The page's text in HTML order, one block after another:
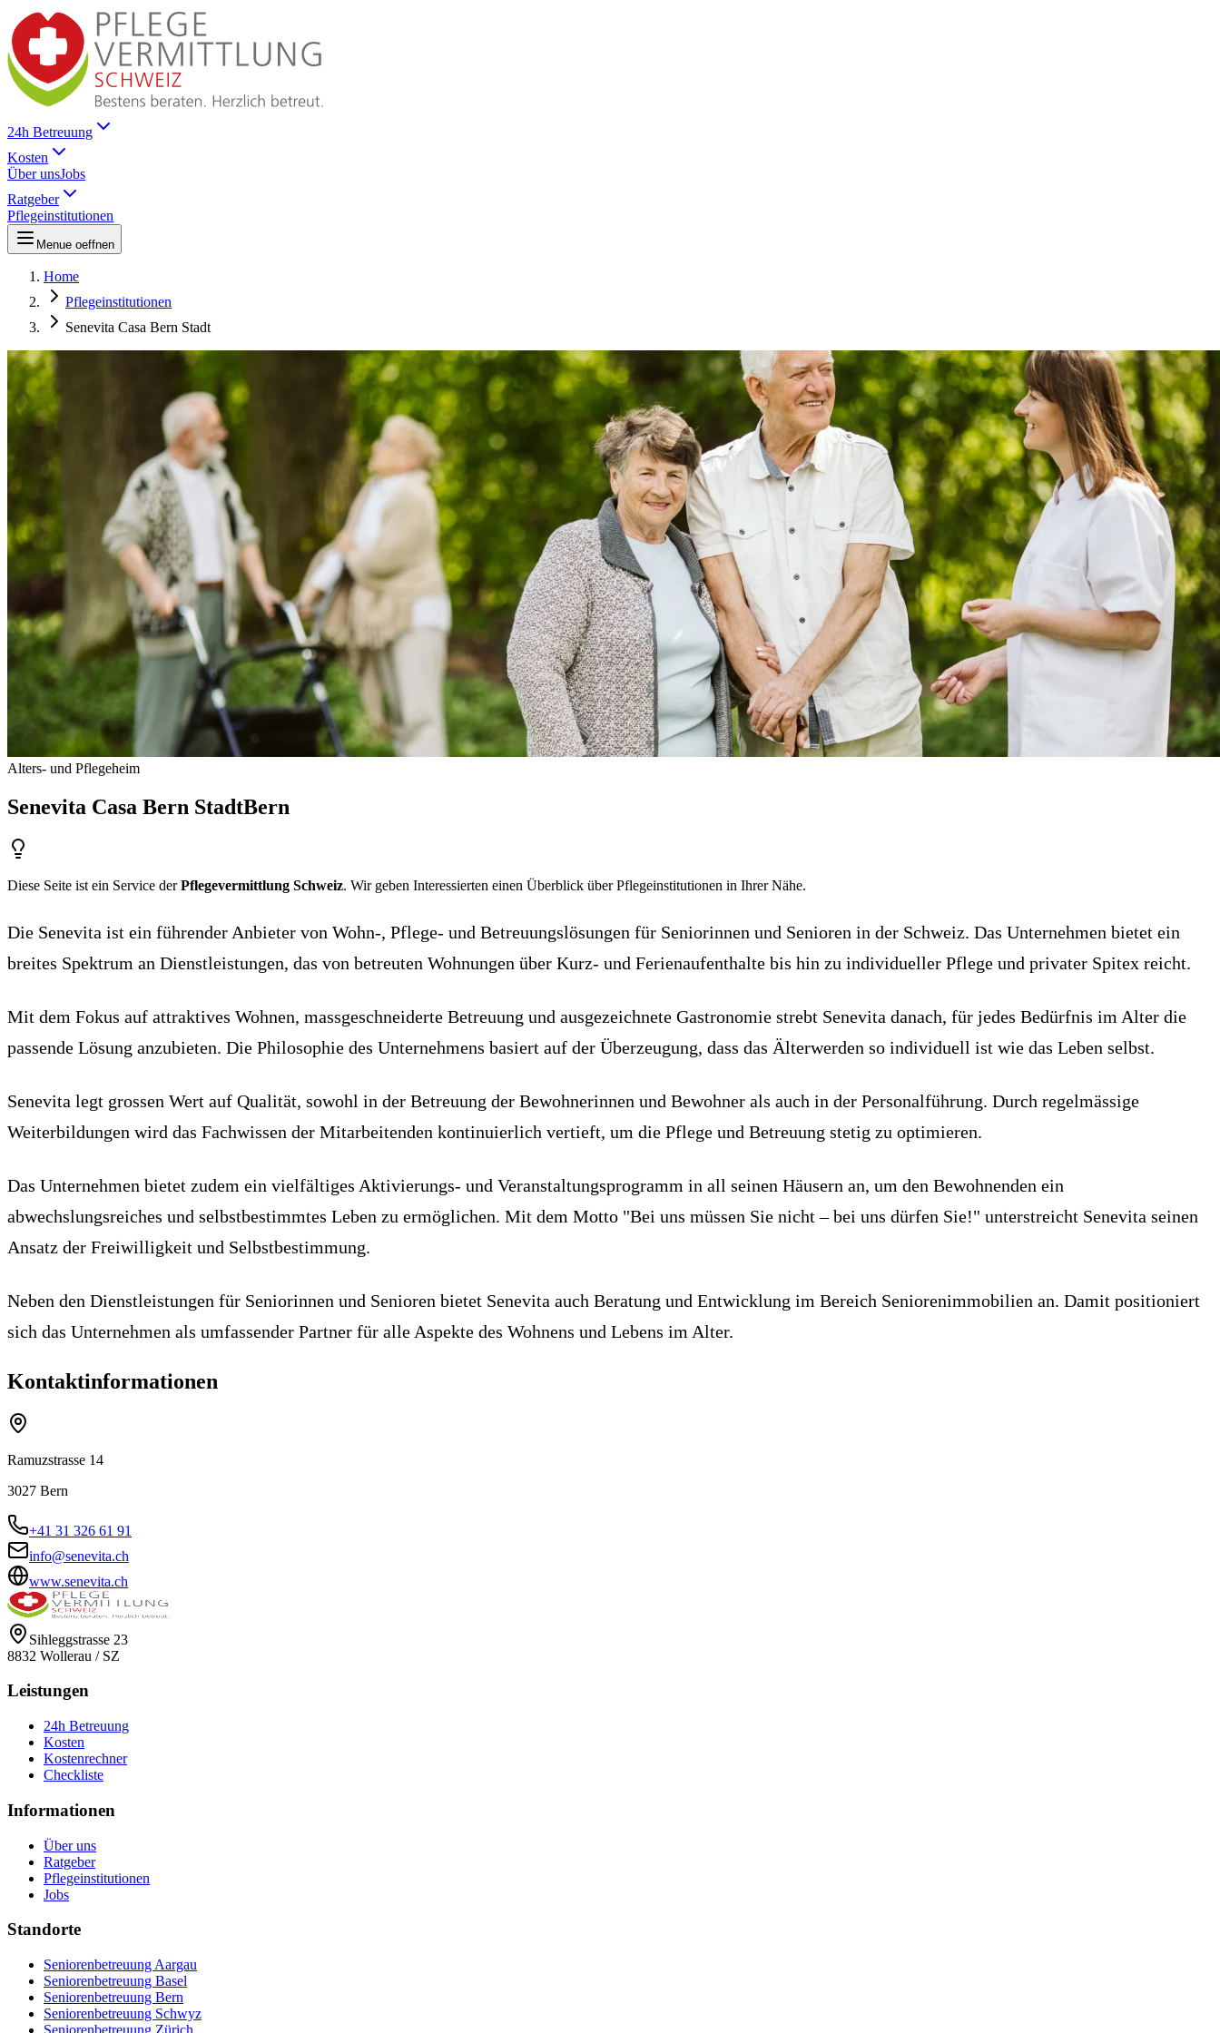
24h Betreuung
Kosten
Über unsJobs
Ratgeber
Pflegeinstitutionen
Menue oeffnen
Home
Pflegeinstitutionen
Senevita Casa Bern Stadt
Alters- und Pflegeheim
Senevita Casa Bern StadtBern
Diese Seite ist ein Service derPflegevermittlung Schweiz. Wir geben Interessierten einen Überblick über Pflegeinstitutionen in Ihrer Nähe.
Die Senevita ist ein führender Anbieter von Wohn-, Pflege- und Betreuungslösungen für Seniorinnen und Senioren in der Schweiz. Das Unternehmen bietet ein
breites Spektrum an Dienstleistungen, das von betreuten Wohnungen über Kurz- und Ferienaufenthalte bis hin zu individueller Pflege und privater Spitex reicht.
Mit dem Fokus auf attraktives Wohnen, massgeschneiderte Betreuung und ausgezeichnete Gastronomie strebt Senevita danach, für jedes Bedürfnis im Alter die
passende Lösung anzubieten. Die Philosophie des Unternehmens basiert auf der Überzeugung, dass das Älterwerden so individuell ist wie das Leben selbst.
Senevita legt grossen Wert auf Qualität, sowohl in der Betreuung der Bewohnerinnen und Bewohner als auch in der Personalführung. Durch regelmässige
Weiterbildungen wird das Fachwissen der Mitarbeitenden kontinuierlich vertieft, um die Pflege und Betreuung stetig zu optimieren.
Das Unternehmen bietet zudem ein vielfältiges Aktivierungs- und Veranstaltungsprogramm in all seinen Häusern an, um den Bewohnenden ein
abwechslungsreiches und selbstbestimmtes Leben zu ermöglichen. Mit dem Motto "Bei uns müssen Sie nicht – bei uns dürfen Sie!" unterstreicht Senevita seinen
Ansatz der Freiwilligkeit und Selbstbestimmung.
Neben den Dienstleistungen für Seniorinnen und Senioren bietet Senevita auch Beratung und Entwicklung im Bereich Seniorenimmobilien an. Damit positioniert
sich das Unternehmen als umfassender Partner für alle Aspekte des Wohnens und Lebens im Alter.
Kontaktinformationen
Ramuzstrasse 14
3027 Bern
+41 31 326 61 91
info@senevita.ch
www.senevita.ch
Sihleggstrasse 23
8832 Wollerau / SZ
Leistungen
24h Betreuung
Kosten
Kostenrechner
Checkliste
Informationen
Über uns
Ratgeber
Pflegeinstitutionen
Jobs
Standorte
Seniorenbetreuung Aargau
Seniorenbetreuung Basel
Seniorenbetreuung Bern
Seniorenbetreuung Schwyz
Seniorenbetreuung Zürich